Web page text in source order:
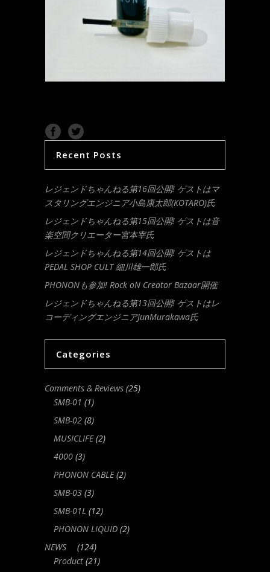
Recent Posts
レジェンドちゃんねる第16回公開! ゲストはマ
スタリングエンジニア小島康太郎(KOTARO)氏
レジェンドちゃんねる第15回公開! ゲストは音
楽空間クリエーター宮本宰氏
レジェンドちゃんねる第14回公開! ゲストは
PEDAL SHOP CULT 細川雄一郎氏
PHONONも参加! Rock oN Creator Bazaar開催
レジェンドちゃんねる第13回公開! ゲストはレ
コーディングエンジニアJunMurakawa氏
Categories
Comments & Reviews (25)
SMB-01 (1)
SMB-02 (8)
MUSICLIFE(2)
4000 (3)
PHONON CABLE(2)
SMB-03 (3)
SMB-01L (12)
PHONON LIQUID (2)
NEWS
(124)
Product (21)